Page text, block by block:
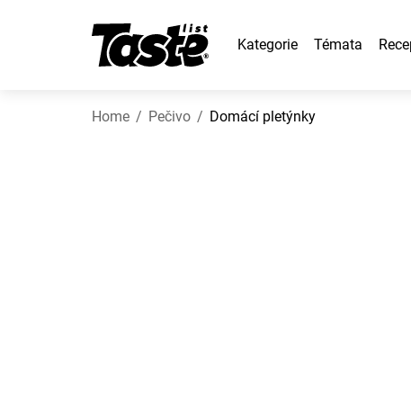
Kategorie Témata
Home Pečivo Domácí pletýnky